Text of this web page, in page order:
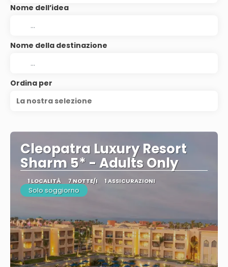
Nome dell’idea
Nome della destinazione
Ordina per
La nostra selezione
Cleopatra Luxury Resort
Sharm 5* - Adults Only
1 LOCALITÀ 7 NOTTE/I 1 ASSICURAZIONI
Solo soggiorno